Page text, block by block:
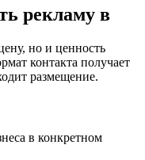
рекламу в
но и ценность
контакта получает
размещение.
в конкретном